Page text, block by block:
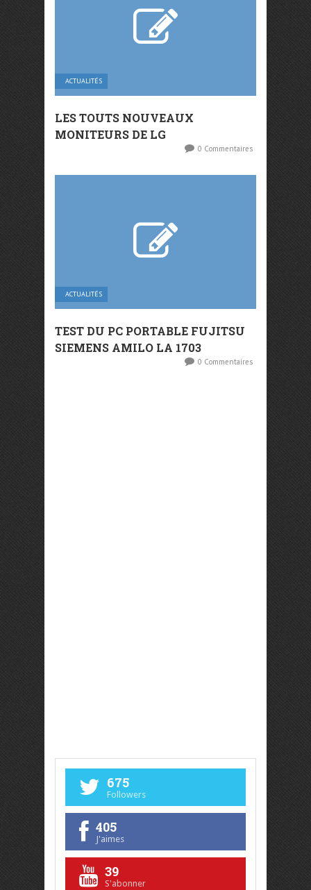
ACTUALITÉS
LES TOUTS NOUVEAUX
MONITEURS DE LG
0 Commentaires
ACTUALITÉS
TEST DU PC PORTABLE FUJITSU
SIEMENS AMILO LA 1703
0 Commentaires
675
Followers
405
J'aimes
39
S'abonner